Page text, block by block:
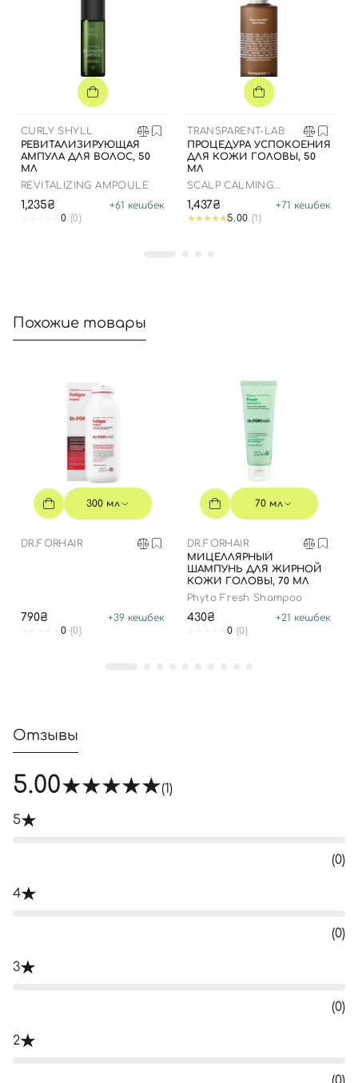
CURLY SHYLL
РЕВИТАЛИЗИРУЮЩАЯ
АМПУЛА ДЛЯ ВОЛОС, 50
МЛ
REVITALIZING AMPOULE
1,235₴ +61 кешбек
0 (0)
TRANSPARENT-LAB
ПРОЦЕДУРА УСПОКОЕНИЯ
ДЛЯ КОЖИ ГОЛОВЫ, 50
МЛ
SCALP CALMING
1,437₴ +71 кешбек
5.00 (1)
Похожие товары
300 мл
DR.FORHAIR
790₴ +39 кешбек
0 (0)
70 мл
DR.FORHAIR
МИЦЕЛЛЯРНЫЙ
ШАМПУНЬ ДЛЯ ЖИРНОЙ
КОЖИ ГОЛОВЫ, 70 МЛ
Phyto Fresh Shampoo
430₴ +21 кешбек
0 (0)
Отзывы
5.00 (1)
5
(0)
4
(0)
3
(0)
2
Вход Регистрация
Номер телефона
Отправляя форму для авторизации/регистрации, вы
принимаете условия
Пользовательские соглашения